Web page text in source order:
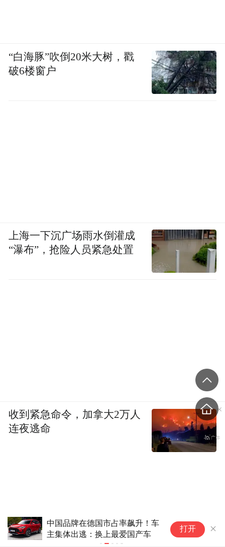
国品牌在德国市占率飙升！车
集体出逃：换上最爱国产车
AI驶入“L3智能体”深水区
打开
“白海豚”吹倒20米大树，戳
破6楼窗户
上海一下沉广场雨水倒灌成
“瀑布”，抢险人员紧急处置
收到紧急命令，加拿大2万人
连夜逃命